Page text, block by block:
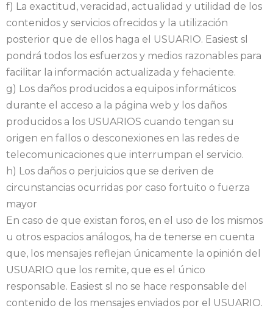
f) La exactitud, veracidad, actualidad y utilidad de los
contenidos y servicios ofrecidos y la utilización
posterior que de ellos haga el USUARIO. Easiest sl
pondrá todos los esfuerzos y medios razonables para
facilitar la información actualizada y fehaciente.
g) Los daños producidos a equipos informáticos
durante el acceso a la página web y los daños
producidos a los USUARIOS cuando tengan su
origen en fallos o desconexiones en las redes de
telecomunicaciones que interrumpan el servicio.
h) Los daños o perjuicios que se deriven de
circunstancias ocurridas por caso fortuito o fuerza
mayor
En caso de que existan foros, en el uso de los mismos
u otros espacios análogos, ha de tenerse en cuenta
que, los mensajes reflejan únicamente la opinión del
USUARIO que los remite, que es el único
responsable. Easiest sl no se hace responsable del
contenido de los mensajes enviados por el USUARIO.